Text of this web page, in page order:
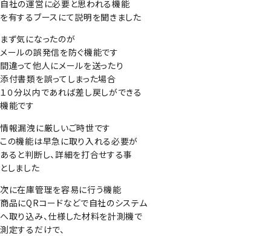
自社の運営に必要と思われる機能
を有するブースにて説明を聞きました
まず気になったのが
メールの誤発信を防ぐ機能です
間違って他人にメールを送ったり
添付書類を誤ってしまった場合
１０分以内であれば差し戻しができる
機能です
情報漏洩に厳しいご時世です
この機能は早急に取り入れる必要が
あると判断し、詳細を打合せする事
としました
次に在庫管理を容易に行う機能
商品にQRコードなどで自社のシステム
へ取り込み、仕様した材料を計測機で
測定するだけで、